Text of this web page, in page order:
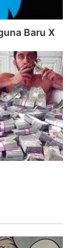
Baru X